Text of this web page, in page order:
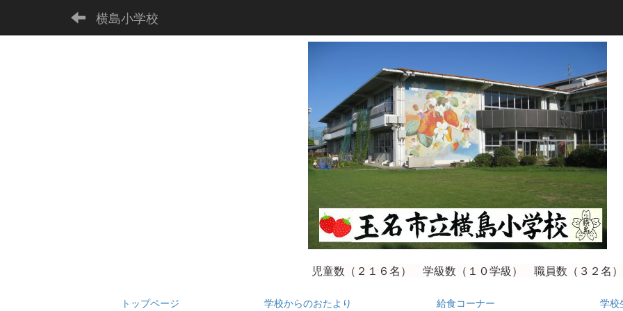
横島小学校
児童数（２１６名） 学級数（１０学級） 職員数（３２名）
トップページ 学校からのおたより 給食コーナー 学校